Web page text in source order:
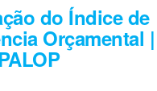
do Índice de
Orçamental